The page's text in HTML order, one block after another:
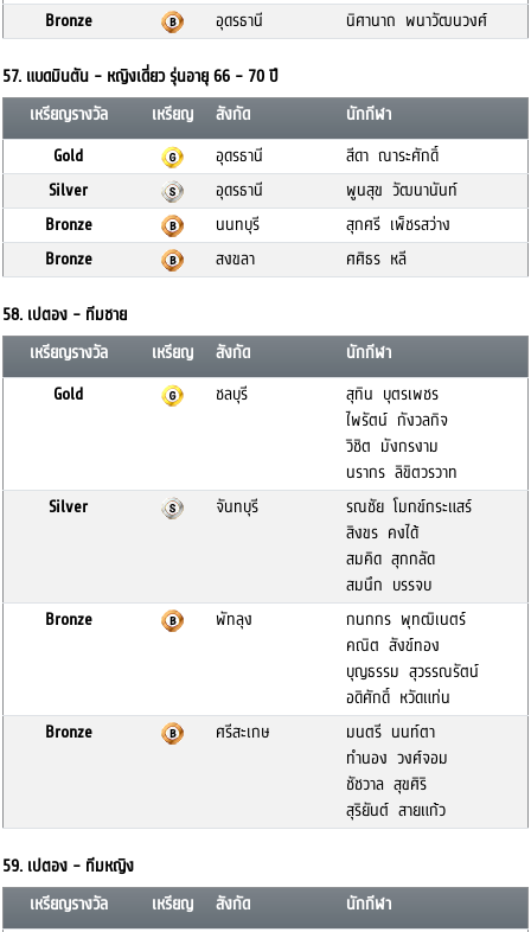
Bronze
อุดรธานี นิศานาถ พนาวัฒนวงศ์
57. แบดมินตัน - หญิงเดี่ยว รุ่นอายุ 66 - 70 ปี
เหรียญรางวัล
เหรียญ สังกัด
นักกีฬา
Gold
อุดรธานี
สีดา ณาระศักดิ์
Silver
อุดรธานี
พูนสุข วัฒนานันท์
Bronze
นนทบุรี
สุกศรี เพ็ชรสว่าง
Bronze
สงขลา ศศิธร หลี
58. เปตอง - ทีมชาย
เหรียญรางวัล
เหรียญ สังกัด
นักกีฬา
Gold
ชลบุรี
สุทิน บุตรเพชร
ไพรัตน์ กังวลกิจ
วิชิต มังกรงาม
นรากร ลิขิตวรวาท
Silver
จันทบุรี
รณชัย โมกข์กระแสร์
สิงขร คงได้
สมคิด สุกกลัด
สมนึก บรรจบ
Bronze
พัทลุง
กนกกร พุทฒิเนตร์
คณิต สังข์ทอง
บุญธรรม สุวรรณรัตน์
อดิศักดิ์ หวัดแท่น
Bronze
ศรีสะเกษ
มนตรี นนท์ตา
ทำนอง วงศ์จอม
ชัชวาล สุขศิริ
สุริยันต์ สายแก้ว
59. เปตอง - ทีมหญิง
เหรียญรางวัล
เหรียญ สังกัด
นักกีฬา